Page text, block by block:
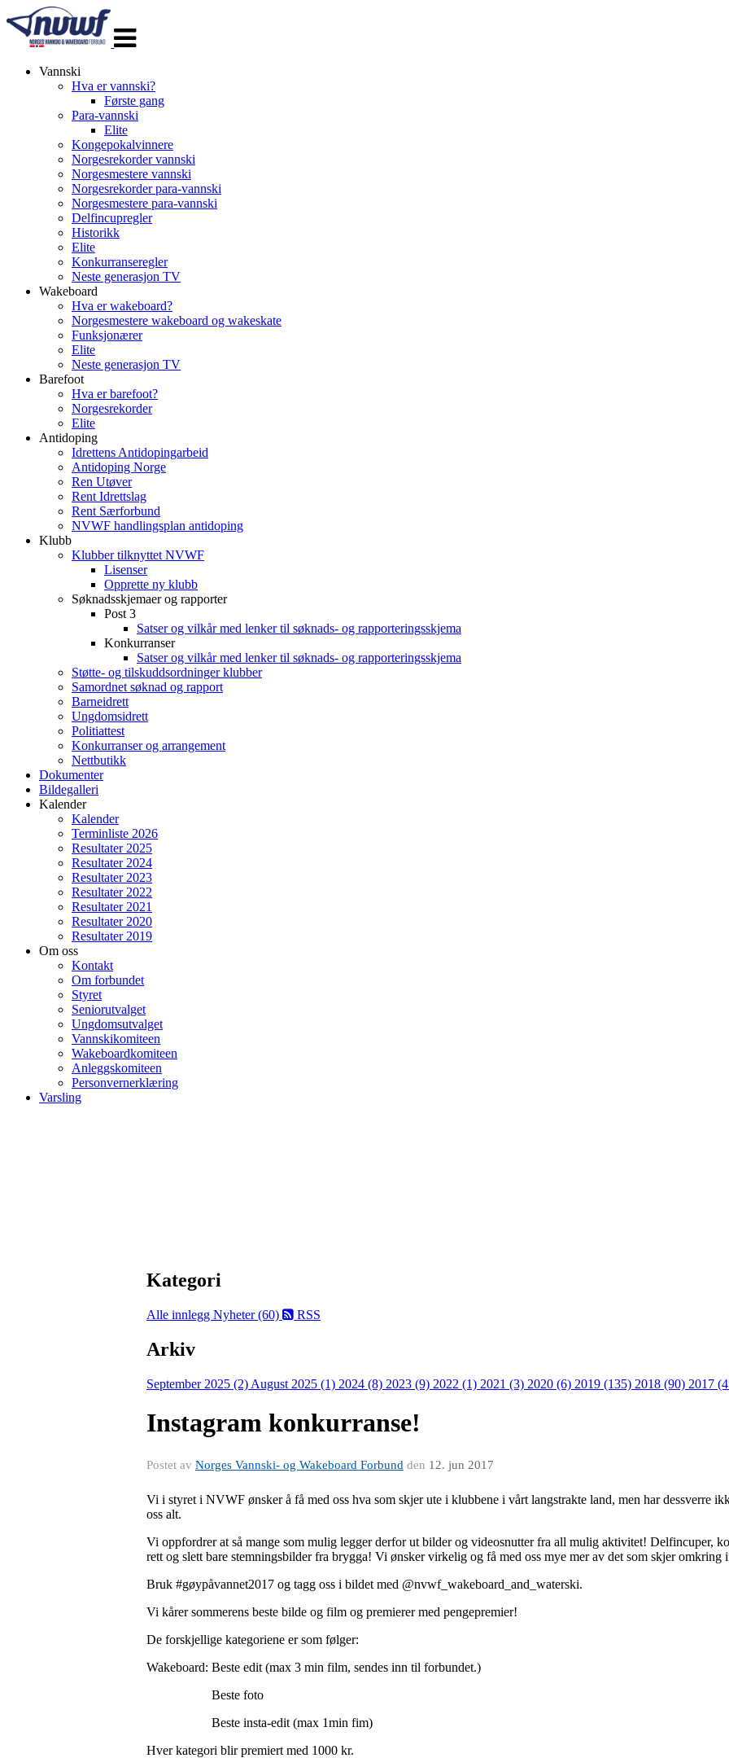
navigasjon
Vannski
Hva er vannski?
Første gang
Para-vannski
Elite
Kongepokalvinnere
Norgesrekorder vannski
Norgesmestere vannski
Norgesrekorder para-vannski
Norgesmestere para-vannski
Delfincupregler
Historikk
Elite
Konkurranseregler
Neste generasjon TV
Wakeboard
Hva er wakeboard?
Norgesmestere wakeboard og wakeskate
Funksjonærer
Elite
Neste generasjon TV
Barefoot
Hva er barefoot?
Norgesrekorder
Elite
Antidoping
Idrettens Antidopingarbeid
Antidoping Norge
Ren Utøver
Rent Idrettslag
Rent Særforbund
NVWF handlingsplan antidoping
Klubb
Klubber tilknyttet NVWF
Lisenser
Opprette ny klubb
Søknadsskjemaer og rapporter
Post 3
Satser og vilkår med lenker til søknads- og rapporteringsskjema
Konkurranser
Satser og vilkår med lenker til søknads- og rapporteringsskjema
Støtte- og tilskuddsordninger klubber
Samordnet søknad og rapport
Barneidrett
Ungdomsidrett
Politiattest
Konkurranser og arrangement
Nettbutikk
Dokumenter
Bildegalleri
Kalender
Kalender
Terminliste 2026
Resultater 2025
Resultater 2024
Resultater 2023
Resultater 2022
Resultater 2021
Resultater 2020
Resultater 2019
Om oss
Kontakt
Om forbundet
Styret
Seniorutvalget
Ungdomsutvalget
Vannskikomiteen
Wakeboardkomiteen
Anleggskomiteen
Personvernerklæring
Varsling
Kategori
Alle innlegg Nyheter (60) RSS
Arkiv
September 2025 (2) August 2025 (1) 2024 (8) 2023 (9) 2022 (1) 2021 (3) 2020 (6) 2019 (135) 2018 (90) 2017
Instagram konkurranse!
Postet av Norges Vannski- og Wakeboard Forbund den 12. jun 2017
Vi i styret i NVWF ønsker å få med oss hva som skjer ute i klubbene i vårt langstrakte land, men har dessverre
oss alt.
Vi oppfordrer at så mange som mulig legger derfor ut bilder og videosnutter fra all mulig aktivitet! Delfincuper,
rett og slett bare stemningsbilder fra brygga! Vi ønsker virkelig og få med oss mye mer av det som skjer omkring
Bruk #gøypåvannet2017 og tagg oss i bildet med @nvwf_wakeboard_and_waterski.
Vi kårer sommerens beste bilde og film og premierer med pengepremier!
De forskjellige kategoriene er som følger:
Wakeboard: Beste edit (max 3 min film, sendes inn til forbundet.)
Beste foto
Beste insta-edit (max 1min fim)
Hver kategori blir premiert med 1000 kr.